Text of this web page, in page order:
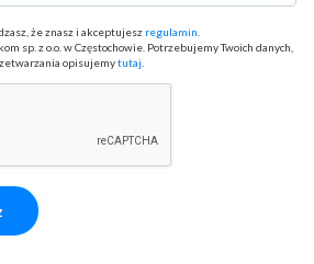
że znasz i akceptujesz regulamin
sp. z o.o. w Częstochowie. Potrzebujemy Twoich danych,
opisujemytutaj